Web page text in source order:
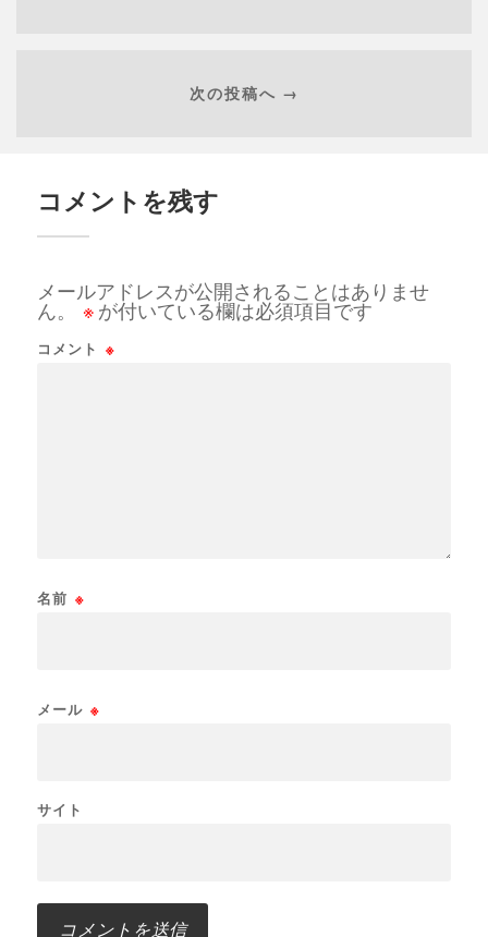
次の投稿へ →
コメントを残す
メールアドレスが公開されることはありませ
ん。
※ が付いている欄は必須項目です
コメント ※
名前 ※
メール ※
サイト